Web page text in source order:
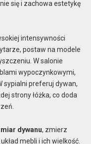
się i zachowa estetykę
intensywności
postaw na modele
W salonie
wypoczynkowymi,
sypialni preferuj dywan,
strony łóżka, co doda
dywanu, zmierz
mebli i ich wielkość.